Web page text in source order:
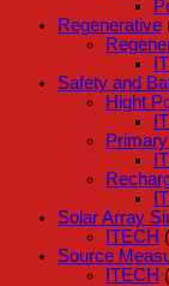
Regenerative
Safety and
Hight
Solar Array
ITECH
Source
ITECH